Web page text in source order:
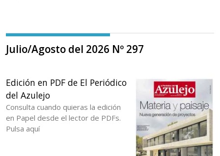
Julio/Agosto del 2026 Nº 297
Edición en PDF de El Periódico
del Azulejo
Consulta cuando quieras la edición
en Papel desde el lector de PDFs.
Pulsa aquí